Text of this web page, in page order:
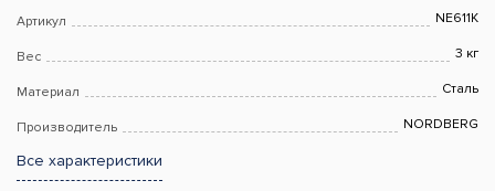
Артикул NE611K
Вес 3 кг
Материал Сталь
Производитель NORDBERG
Все характеристики